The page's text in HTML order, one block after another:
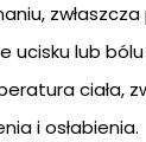
zwłaszcza
ucisku lub
ciała,
i osłabienia.